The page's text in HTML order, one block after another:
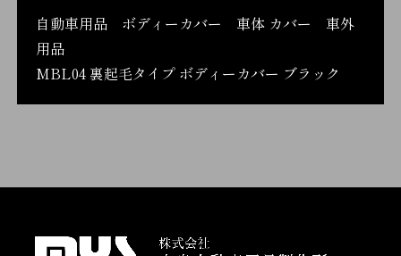
自動車用品 ボディーカバー 車体 カバー 車外
用品
MBL04 裏起毛タイプ ボディーカバー ブラック